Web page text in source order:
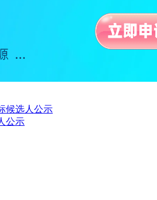
候选人公示
公示